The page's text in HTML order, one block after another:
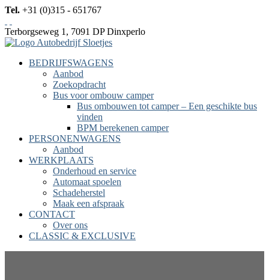
Tel. +31 (0)315 - 651767
Terborgseweg 1, 7091 DP Dinxperlo
BEDRIJFSWAGENS
Aanbod
Zoekopdracht
Bus voor ombouw camper
Bus ombouwen tot camper – Een geschikte bus
vinden
BPM berekenen camper
PERSONENWAGENS
Aanbod
WERKPLAATS
Onderhoud en service
Automaat spoelen
Schadeherstel
Maak een afspraak
CONTACT
Over ons
CLASSIC & EXCLUSIVE